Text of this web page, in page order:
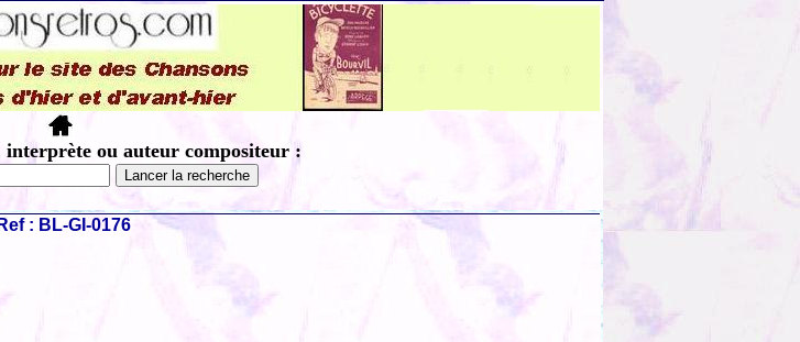
ou auteur compositeur :
Ref : BL-GI-0176